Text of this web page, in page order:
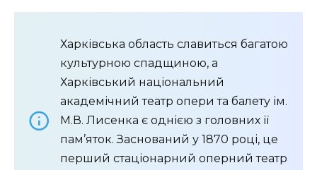
Харківська область славиться багатою
культурною спадщиною, а
Харківський національний
академічний театр опери та балету ім.
М.В. Лисенка є однією з головних її
пам’яток. Заснований у 1870 році, це
перший стаціонарний оперний театр